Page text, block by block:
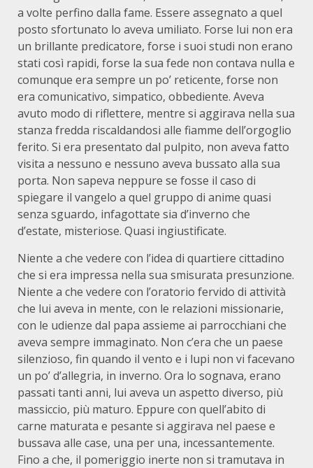
a volte perfino dalla fame. Essere assegnato a quel
posto sfortunato lo aveva umiliato. Forse lui non era
un brillante predicatore, forse i suoi studi non erano
stati così rapidi, forse la sua fede non contava nulla e
comunque era sempre un po’ reticente, forse non
era comunicativo, simpatico, obbediente. Aveva
avuto modo di riflettere, mentre si aggirava nella sua
stanza fredda riscaldandosi alle fiamme dell’orgoglio
ferito. Si era presentato dal pulpito, non aveva fatto
visita a nessuno e nessuno aveva bussato alla sua
porta. Non sapeva neppure se fosse il caso di
spiegare il vangelo a quel gruppo di anime quasi
senza sguardo, infagottate sia d’inverno che
d’estate, misteriose. Quasi ingiustificate.
Niente a che vedere con l’idea di quartiere cittadino
che si era impressa nella sua smisurata presunzione.
Niente a che vedere con l’oratorio fervido di attività
che lui aveva in mente, con le relazioni missionarie,
con le udienze dal papa assieme ai parrocchiani che
aveva sempre immaginato. Non c’era che un paese
silenzioso, fin quando il vento e i lupi non vi facevano
un po’ d’allegria, in inverno. Ora lo sognava, erano
passati tanti anni, lui aveva un aspetto diverso, più
massiccio, più maturo. Eppure con quell’abito di
carne maturata e pesante si aggirava nel paese e
bussava alle case, una per una, incessantemente.
Fino a che, il pomeriggio inerte non si tramutava in